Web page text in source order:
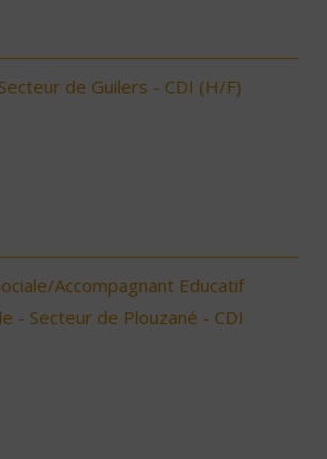
de Guilers - CDI (H/F)
Accompagnant Educatif
- Secteur de Plouzané - CDI